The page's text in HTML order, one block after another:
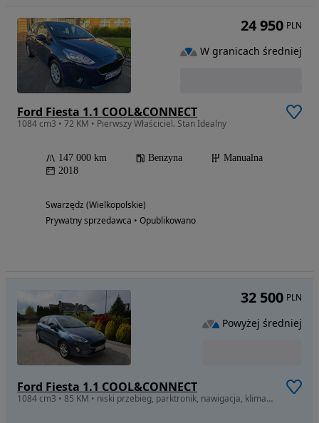
Ford Fiesta 1.1 COOL&CONNECT
1084 cm3 • 72 KM • Pierwszy Właściciel. Stan Idealny
147 000 km Benzyna
Manualna
2018
Swarzędz (Wielkopolskie)
Prywatny sprzedawca • Opublikowano
24 950 PLN
W granicach średniej
Ford Fiesta 1.1 COOL&CONNECT
1084 cm3 • 85 KM • niski przebieg, parktronik, nawigacja, klimatronik
32 500 PLN
Powyżej średniej